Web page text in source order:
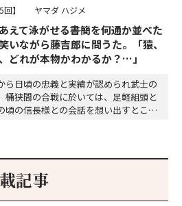
回】 ヤマダ ハジメ
えて泳がせる――書簡を何通か並べた
いながら藤吉郎に問うた。「猿、
どれが本物かわかるか？…」
ら日頃の忠義と実績が認められ武士の
桶狭間の合戦に於いては、足軽組頭と
頃の信長様との会話を想い出すとこん
未だにわかりません。…
記事